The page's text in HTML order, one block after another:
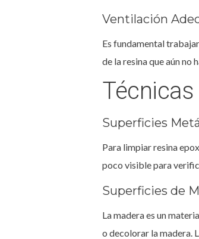
Ventilación
Es fundamental
de la resina que aún no
Superficies
Para limpiar resina
poco visible para
Superficies de
La madera es un
o decolorar la madera.